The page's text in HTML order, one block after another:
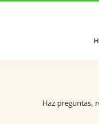
Haz preguntas,